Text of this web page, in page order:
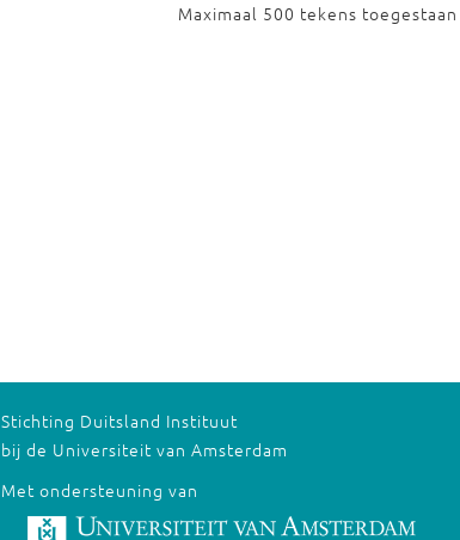
Maximaal 500 tekens toegestaan
Stichting Duitsland Instituut
bij de Universiteit van Amsterdam
Met ondersteuning van